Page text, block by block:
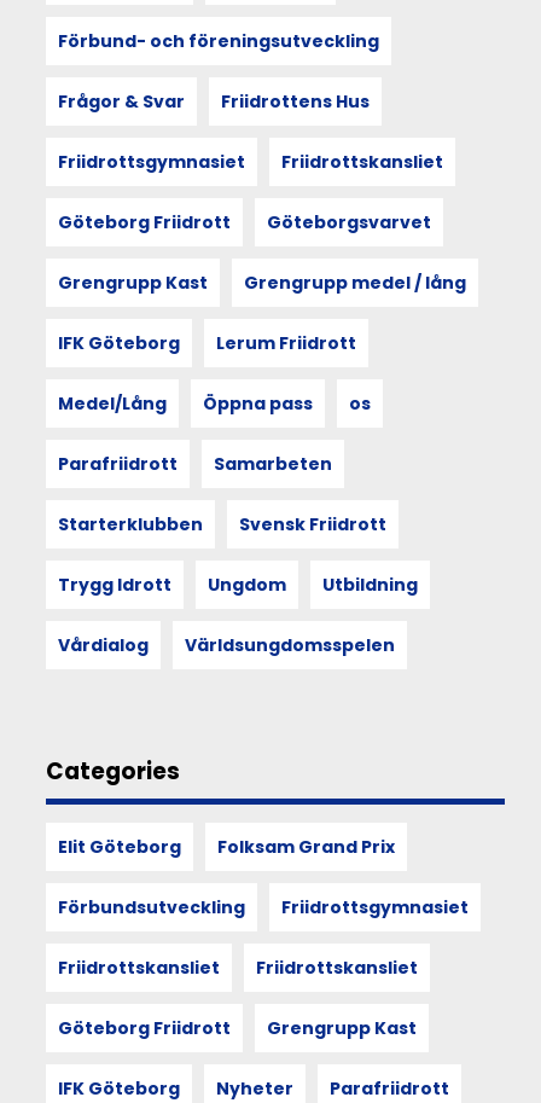
Förbund- och föreningsutveckling
Frågor & Svar Friidrottens Hus
Friidrottsgymnasiet Friidrottskansliet
Göteborg Friidrott Göteborgsvarvet
Grengrupp Kast Grengrupp medel / lång
IFK Göteborg Lerum Friidrott
Medel/Lång Öppna pass os
Parafriidrott Samarbeten
Starterklubben Svensk Friidrott
Trygg Idrott Ungdom Utbildning
Vårdialog Världsungdomsspelen
Categories
Elit Göteborg Folksam Grand Prix
Förbundsutveckling Friidrottsgymnasiet
Friidrottskansliet Friidrottskansliet
Göteborg Friidrott Grengrupp Kast
IFK Göteborg Nyheter Parafriidrott
från
Utgångspunkten
sociologen
princip
togetherness
människan
rummet
Och
mötet
andra
kan
på
funktionärskap,
och
egen
plats
det.